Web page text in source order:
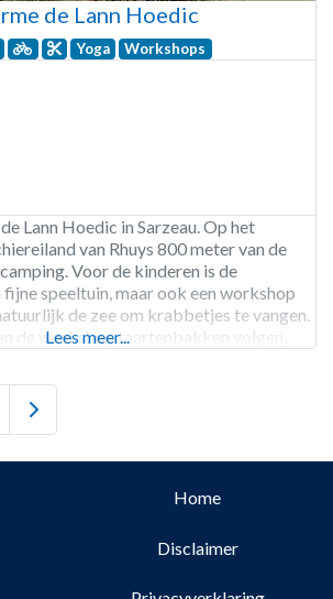
de Lann Hoedic
Yoga Workshops
Lann Hoedic in Sarzeau. Op het
van Rhuys 800 meter van de
Voor de kinderen is de
speeltuin, maar ook een workshop
de zee om krabbetjes te vangen.
de workshop taartenbakken volgen,
Lees meer...
Older posts
Home
Disclaimer